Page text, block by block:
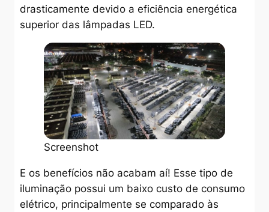
drasticamente devido a eficiência energética
superior das lâmpadas LED.
Screenshot
E os benefícios não acabam aí! Esse tipo de
iluminação possui um baixo custo de consumo
elétrico, principalmente se comparado às